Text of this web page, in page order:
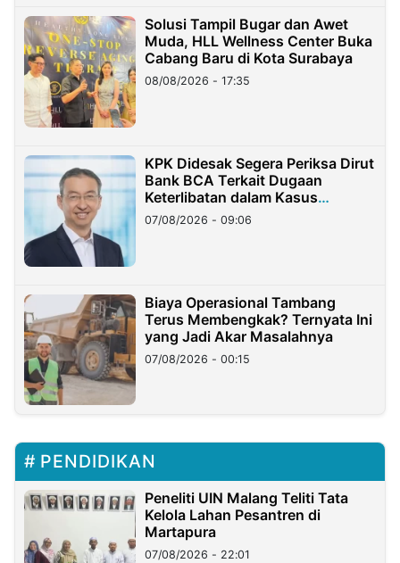
Solusi Tampil Bugar dan Awet
Muda, HLL Wellness Center Buka
Cabang Baru di Kota Surabaya
08/08/2026 - 17:35
KPK Didesak Segera Periksa Dirut
Bank BCA Terkait Dugaan
Keterlibatan dalam Kasus
Hilangnya Dana Nasabah Rp2,58
Miliar
07/08/2026 - 09:06
Biaya Operasional Tambang
Terus Membengkak? Ternyata Ini
yang Jadi Akar Masalahnya
07/08/2026 - 00:15
PENDIDIKAN
Peneliti UIN Malang Teliti Tata
Kelola Lahan Pesantren di
Martapura
07/08/2026 - 22:01